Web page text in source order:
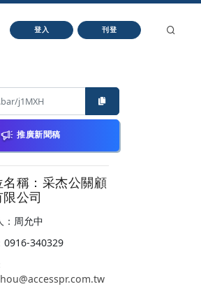
登入 刊登
推廣新聞稿
稱：采杰公關顧
公司
：周允中
0916-340329